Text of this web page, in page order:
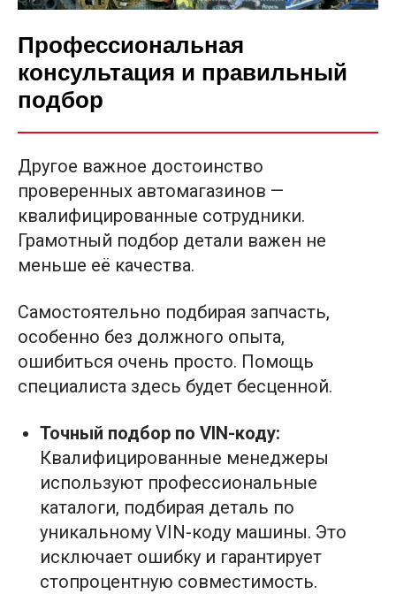
Профессиональная
консультация и правильный
подбор
Другое важное достоинство
проверенных автомагазинов —
квалифицированные сотрудники.
Грамотный подбор детали важен не
меньше её качества.
Самостоятельно подбирая запчасть,
особенно без должного опыта,
ошибиться очень просто. Помощь
специалиста здесь будет бесценной.
Точный подбор по VIN-коду:
Квалифицированные менеджеры
используют профессиональные
каталоги, подбирая деталь по
уникальному VIN-коду машины. Это
исключает ошибку и гарантирует
стопроцентную совместимость.